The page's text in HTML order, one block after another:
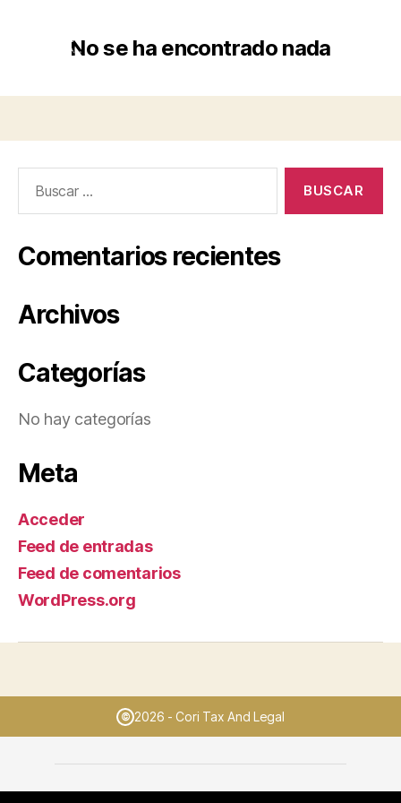
No se ha encontrado nada
Comentarios recientes
Archivos
Categorías
No hay categorías
Meta
Acceder
Feed de entradas
Feed de comentarios
WordPress.org
© 2026 - Cori Tax And Legal